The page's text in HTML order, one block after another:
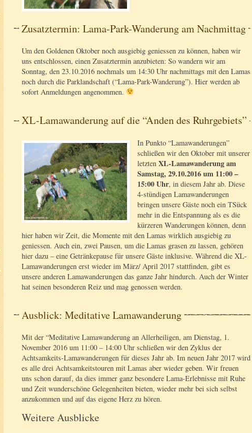
Zusatztermin: Lama-Park-Wanderung am Nachmittag
Um den Goldenen Oktober noch ausgiebig geniessen zu können, haben wir
uns entschlossen, einen Zusatztermin anzubieten: So wandern wir am
Sonntag, den 23.10.2016 nochmals um 14:30 Uhr nachmittags mit den Lamas
noch durch die Parklandschaft (“Lama-Park-Wanderung”). Hier werden ab
sofort Anmeldungen angenommen.
XL-Lamawanderung auf die “Anden des Ruhrgebiets”
In Punkto “Lamawanderungen”
schließen wir den Oktober mit unserer
letzten XL-Lamawanderung am
Samstag, 29.10.2016 um 11:00 –
15:00 Uhr, in diesem Jahr ab. Diese
4-stündigen Lamawanderungen
bringen unsere Gäste noch ein TSück
mehr in die Entspannung als es die
kürzeren Wanderungen können, denn
hier haben wir Zeit, die Momente mit den Lamas wirklich ausgiebig zu
geniessen. Auch ein, zwei Pausen, um die Lamas grasen zu lassen, gehören
hier dazu – eine Getränkepause für unsere Gäste inklusive. Während die XL-
Lamawanderungen erst wieder im März/ April 2017 stattfinden, gibt es
unsere anderen Lamawanderungen das ganze Jahr hindurch. Auch der Winter
hat seinen besonderen Reiz und mag genossen werden.
Ausblick: Meditative Lamawanderung
Mit der “Meditative Lamawanderung an Allerheiligen, am Dienstag, 1.
November 2016 um 11:00 – 14:00 Uhr schließen wir den Zyklus der
Achtsamkeits-Lamawanderungen für dieses Jahr ab. Im neuen Jahr 2017 wird
es alle drei Achtsamkeitstouren mit Lamas aber wieder geben. Wir freuen
uns schon darauf, da dies immer ganz besondere Lama-Erlebnisse mit Ruhe
und Zeit wunderschöne Gelegenheiten bieten, wieder mehr bei sich selbst
anzukommen und auf das eigene Herz zu hören.
Weitere Ausblicke